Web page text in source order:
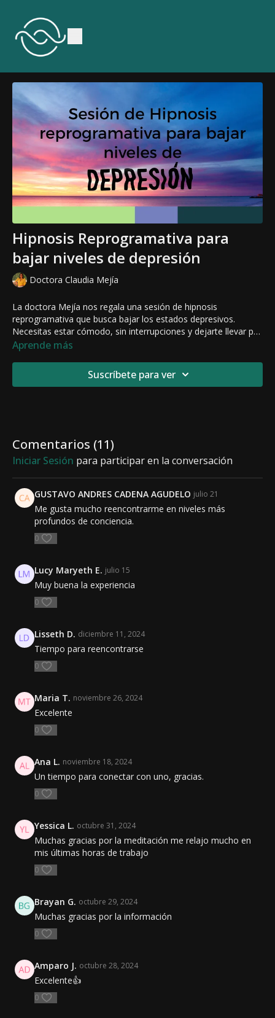
Hipnosis Reprogramativa para
bajar niveles de depresión
Doctora Claudia Mejía
La doctora Mejía nos regala una sesión de hipnosis
reprogramativa que busca bajar los estados depresivos.
Necesitas estar cómodo, sin interrupciones y dejarte llevar por
su voz. Recuerda que esta sesión trabaja en tu inconsciente,
Aprende más
Suscríbete para ver
Comentarios (11)
Iniciar Sesión para participar en la conversación
GUSTAVO ANDRES CADENA AGUDELO julio 21
Me gusta mucho reencontrarme en niveles más
profundos de conciencia.
0
Lucy Maryeth E. julio 15
Muy buena la experiencia
0
Lisseth D. diciembre 11, 2024
Tiempo para reencontrarse
0
Maria T. noviembre 26, 2024
Excelente
0
Ana L. noviembre 18, 2024
Un tiempo para conectar con uno, gracias.
0
Yessica L. octubre 31, 2024
Muchas gracias por la meditación me relajo mucho en
mis últimas horas de trabajo
0
Brayan G. octubre 29, 2024
Muchas gracias por la información
0
Amparo J. octubre 28, 2024
Excelente👍
0